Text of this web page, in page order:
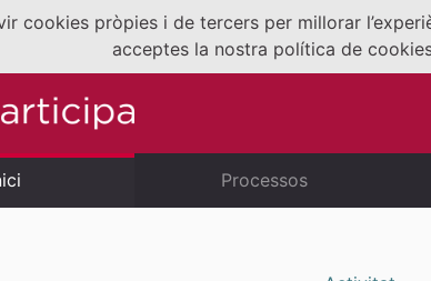
cookies pròpies i de tercers per millorar
acceptes la nostra política de
Processos